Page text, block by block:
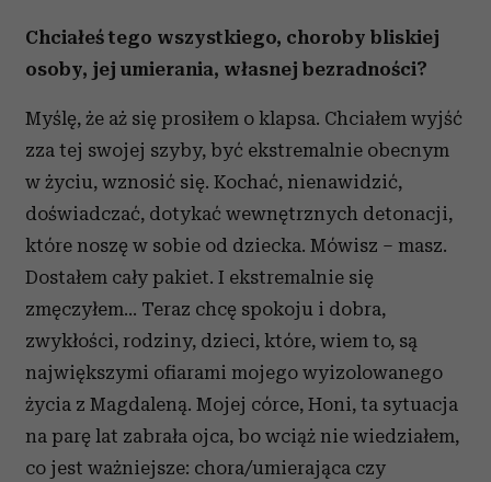
Chciałeś tego wszystkiego, choroby bliskiej
osoby, jej umierania, własnej bezradności?
Myślę, że aż się prosiłem o klapsa. Chciałem wyjść
zza tej swojej szyby, być ekstremalnie obecnym
w życiu, wznosić się. Kochać, nienawidzić,
doświadczać, dotykać wewnętrznych detonacji,
które noszę w sobie od dziecka. Mówisz – masz.
Dostałem cały pakiet. I ekstremalnie się
zmęczyłem... Teraz chcę spokoju i dobra,
zwykłości, rodziny, dzieci, które, wiem to, są
największymi ofiarami mojego wyizolowanego
życia z Magdaleną. Mojej córce, Honi, ta sytuacja
na parę lat zabrała ojca, bo wciąż nie wiedziałem,
co jest ważniejsze: chora/umierająca czy